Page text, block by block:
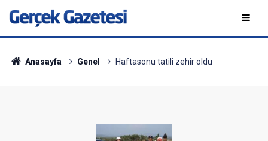
Anasayfa Genel Haftasonu tatili zehir oldu